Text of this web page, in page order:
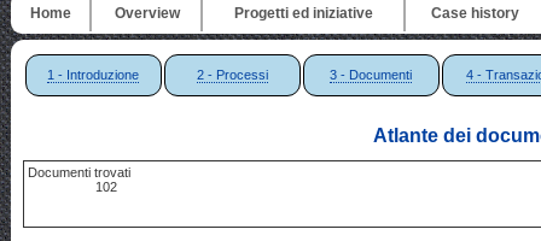
Home Overview Progetti ed iniziative Case history
1 - Introduzione 2 - Processi 3 - Documenti 4 -
Atlante dei
Documenti trovati
102